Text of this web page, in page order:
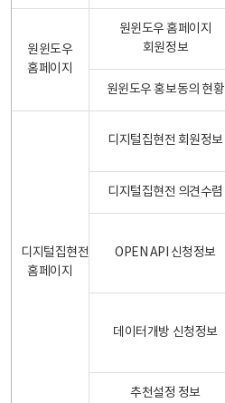
원윈도우
홈페이지
원윈도우 홈페이지
회원정보
원윈도우 홍보동의 현황
디지털집현전
홈페이지
디지털집현전 회원정보
디지털집현전 의견수렴
OPEN API 신청정보
데이터개방 신청정보
추천설정 정보